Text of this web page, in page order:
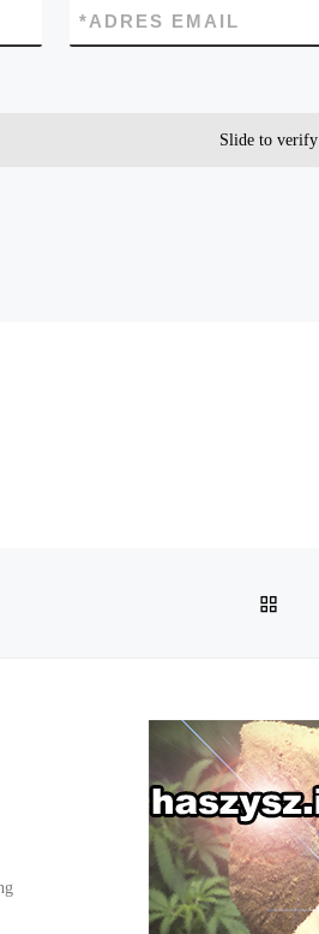
ADRES EMAIL
*
Slide to verify